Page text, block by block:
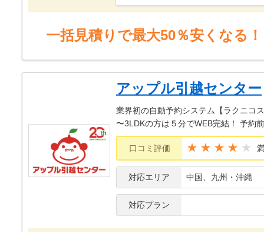
一括見積りで最大50％安くなる！
アップル引越センター
業界初の自動予約システム【ラクニコ
〜3LDKの方は５分でWEB完結！ 予約
口コミ評価 ★★★★
対応エリア 中国、九州・沖縄
対応プラン